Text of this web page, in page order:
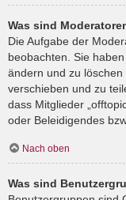
Was sind
Die Aufgabe der
beobachten. Sie
ändern und zu
verschieben und zu
dass Mitglieder
oder Beleidigendes
Nach oben
Was sind